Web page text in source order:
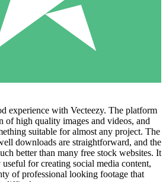
experience with Vecteezy. The platform
of high quality images and videos, and
suitable for almost any project. The
downloads are straightforward, and the
better than many free stock websites. It
useful for creating social media content,
of professional looking footage that